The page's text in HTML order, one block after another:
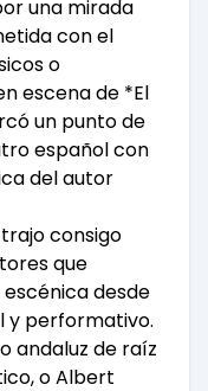
una mirada
con el
o
escena de *El
un punto de
español con
del autor
consigo
que
desde
y performativo.
andaluz de raíz
o Albert